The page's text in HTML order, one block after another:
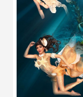
Recientemente, el
la introducción de
como con música
los espectadores.
caricaturiza al
males padecidos
cohetones y
exorcismo de las
ninguna
escarnio popular
ex-presidentes de la